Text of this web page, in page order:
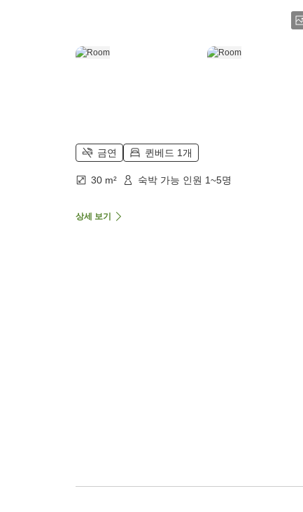
금연 퀸베드 1개
30 m² 숙박 가능 인원 1~5명
상세 보기